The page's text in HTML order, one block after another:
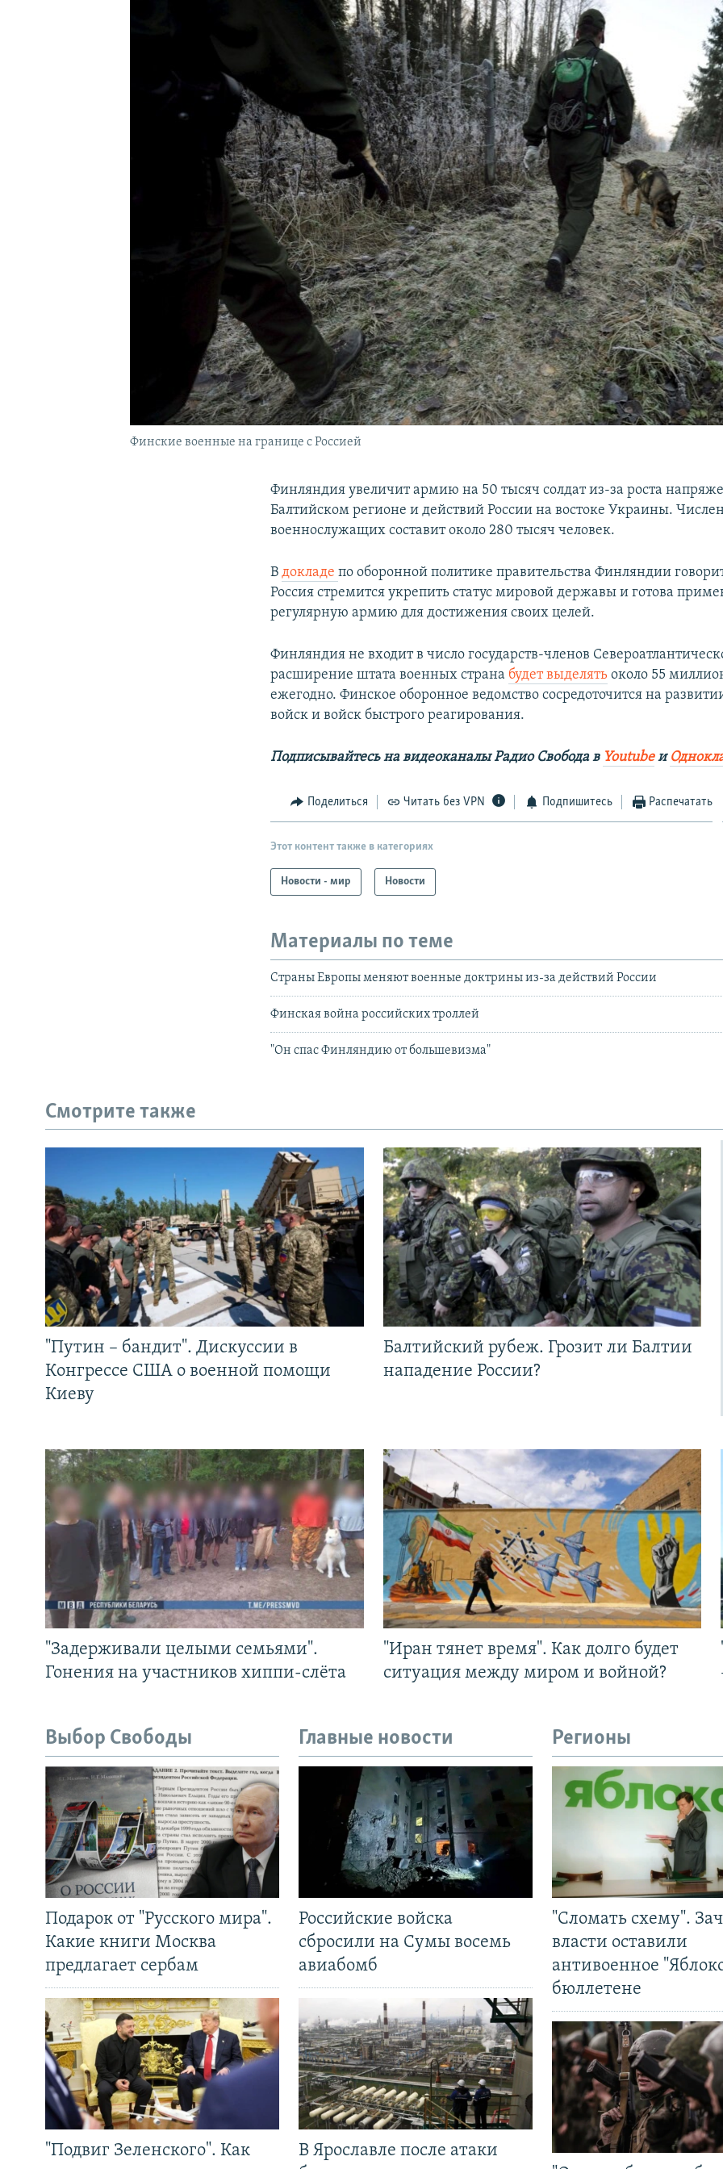
Финские военные на границе с Россией
Финляндия увеличит армию на 50 тысяч солдат из-за роста
Балтийском регионе и действий России на востоке Украины.
военнослужащих составит около 280 тысяч человек.
Вдокладепо оборонной политике правительства Финляндии
Россия стремится укрепить статус мировой державы и готова
регулярную армию для достижения своих целей.
Финляндия не входит в число государств-членов
расширение штата военных страна будет выделять около 55
ежегодно. Финское оборонное ведомство сосредоточится на
войск и войск быстрого реагирования.
Подписывайтесь на видеоканалы Радио Свобода в Youtubeи
Поделиться Читать без VPN Подпишитесь Распечатать
Этот контент также в категориях
Новости - мир Новости
Материалы по теме
Страны Европы меняют военные доктрины из-за действий России
Финская война российских троллей
"Он спас Финляндию от большевизма"
Смотрите также
"Путин – бандит". Дискуссии в
Конгрессе США о военной помощи
Киеву
Балтийский рубеж. Грозит ли Балтии
нападение России?
"Задерживали целыми семьями".
Гонения на участников хиппи-слёта
"Иран тянет время". Как долго будет
ситуация между миром и войной?
Выбор Свободы
Подарок от "Русского мира".
Какие книги Москва
предлагает сербам
"Подвиг Зеленского". Как
Главные новости
Российские войска
сбросили на Сумы восемь
авиабомб
В Ярославле после атаки
Регионы
"Сломать схему".
власти оставили
антивоенное
бюллетене